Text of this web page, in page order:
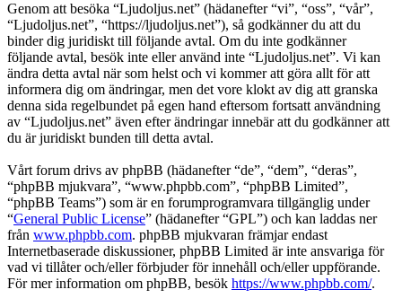
Genom att besöka “Ljudoljus.net” (hädanefter “vi”, “oss”, “vår”,
“Ljudoljus.net”, “https://ljudoljus.net”), så godkänner du att du
binder dig juridiskt till följande avtal. Om du inte godkänner
följande avtal, besök inte eller använd inte “Ljudoljus.net”. Vi kan
ändra detta avtal när som helst och vi kommer att göra allt för att
informera dig om ändringar, men det vore klokt av dig att granska
denna sida regelbundet på egen hand eftersom fortsatt användning
av “Ljudoljus.net” även efter ändringar innebär att du godkänner att
du är juridiskt bunden till detta avtal.
Vårt forum drivs av phpBB (hädanefter “de”, “dem”, “deras”,
“phpBB mjukvara”, “www.phpbb.com”, “phpBB Limited”,
“phpBB Teams”) som är en forumprogramvara tillgänglig under
“General Public License” (hädanefter “GPL”) och kan laddas ner
från www.phpbb.com. phpBB mjukvaran främjar endast
Internetbaserade diskussioner, phpBB Limited är inte ansvariga för
vad vi tillåter och/eller förbjuder för innehåll och/eller uppförande.
För mer information om phpBB, besök https://www.phpbb.com/.